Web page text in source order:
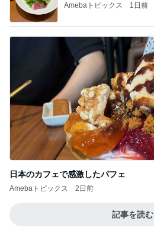
Amebaトピックス 1日前
日本のカフェで感激したパフェ
Amebaトピックス 2日前
記事を読む